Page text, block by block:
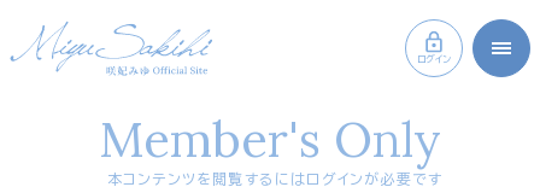
ログイン
Member's Only
本コンテンツを閲覧するにはログインが必要です